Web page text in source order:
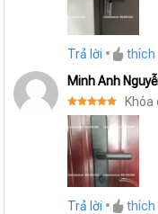
Trả lời • thích
Minh Anh
Được xếp
hạng5 5
sao
Trả lời • thích